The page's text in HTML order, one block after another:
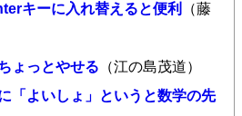
キーに入れ替えると便利
（藤
ょっとやせる （江の島茂道）
「よいしょ」というと数学の先